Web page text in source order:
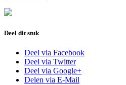
Deel dit stuk
Deel via Facebook
Deel via Twitter
Deel via Google+
Delen via E-Mail